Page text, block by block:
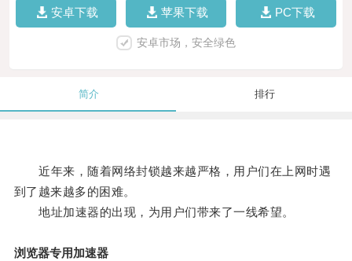
安卓下载 苹果下载 PC下载
安卓市场，安全绿色
简介 排行
近年来，随着网络封锁越来越严格，用户们在上网时遇
到了越来越多的困难。
地址加速器的出现，为用户们带来了一线希望。
浏览器专用加速器